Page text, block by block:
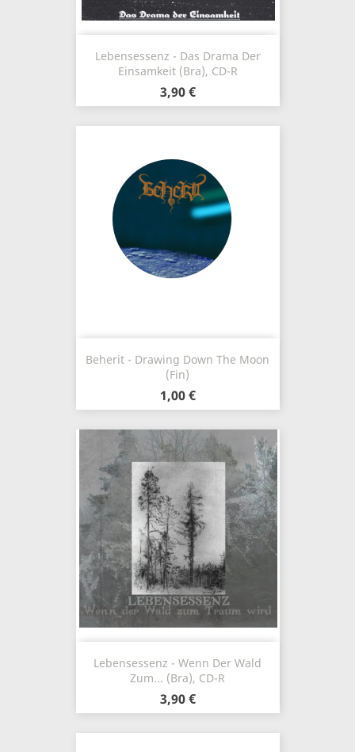
Lebensessenz - Das Drama Der
Einsamkeit (Bra), CD-R
3,90 €
Beherit - Drawing Down The Moon
(Fin)
1,00 €
Lebensessenz - Wenn Der Wald
Zum... (Bra), CD-R
3,90 €